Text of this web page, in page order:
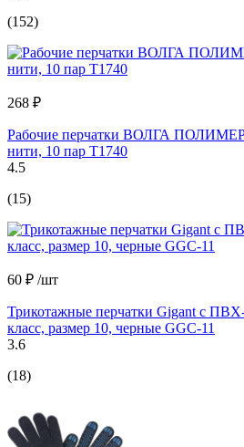
(152)
268 ₽
Рабочие перчатки ВОЛГА
нити, 10 пар Т1740
4.5
(15)
60 ₽ /шт
Трикотажные перчатки Gigant с
класс, размер 10, черные GGC-11
3.6
(18)